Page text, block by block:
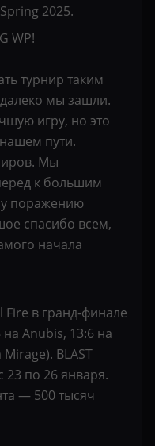
2025.
WP!
турнир таким
мы зашли.
игру, но это
пути.
Мы
к большим
поражению
спасибо всем,
начала
в гранд-финале
Anubis, 13:6 на
BLAST
по 26 января.
— 500 тысяч